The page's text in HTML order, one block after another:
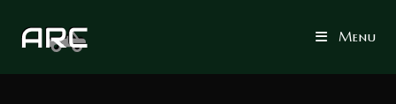
Menu